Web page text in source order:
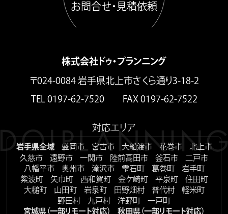
お問合せ・見積依頼
株式会社ドゥ・プランニング
〒024-0084 岩手県北上市さくら通り3-18-2
TEL 0197-62-7520 FAX 0197-62-7522
対応エリア
岩手県全域 盛岡市 宮古市 大船渡市 花巻市
北上市
久慈市
遠野市 一関市 陸前高田市 釜石市
二戸市
八幡平市
奥州市 滝沢市 雫石町 葛巻町
岩手町
紫波町
矢巾町 西和賀町 金ケ崎町 平泉町
住田町
大槌町
山田町 岩泉町 田野畑村 普代村
軽米町
野田村
九戸村 洋野町 一戸町
宮城県（一部リモート対応） 秋田県（一部リモート対応）